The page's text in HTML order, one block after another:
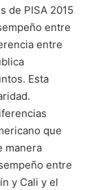
de PISA 2015
entre
entre
Esta
que
manera
entre
y Cali y el